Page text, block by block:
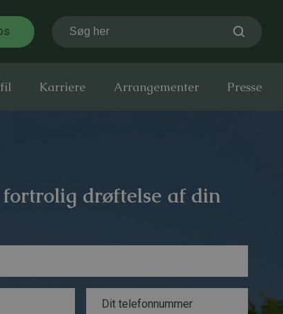
Søg her
Karriere Arrangementer Presse
drøftelse af din